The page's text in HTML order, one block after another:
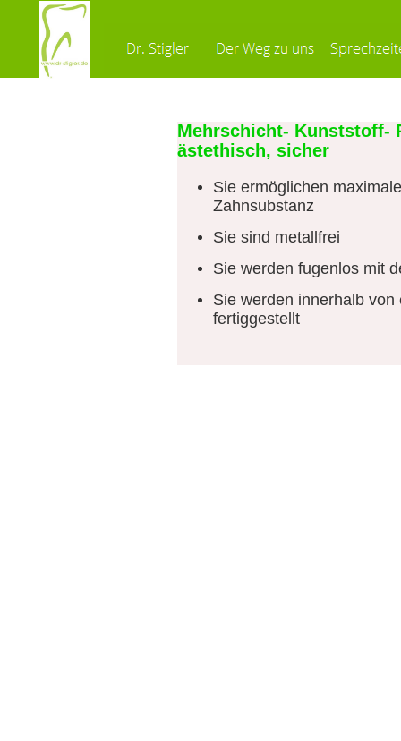
Mehrschicht- Kunststoff-
ästethisch, sicher
Sie ermöglichen
Zahnsubstanz
Sie sind metallfrei
Sie werden fugenlos mit
Sie werden innerhalb
fertiggestellt